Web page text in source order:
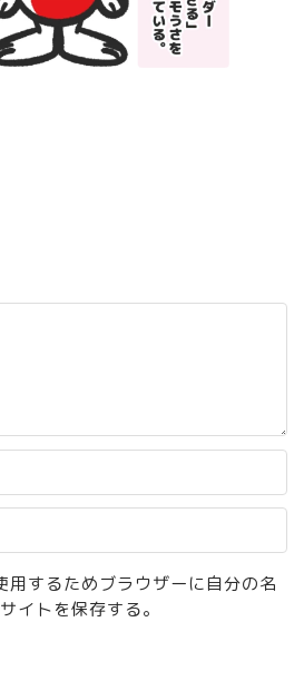
用するためブラウザーに自分の名
イトを保存する。